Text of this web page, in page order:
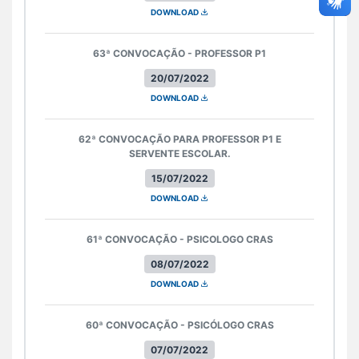
DOWNLOAD
20/07/2022
63ª CONVOCAÇÃO - PROFESSOR P1
DOWNLOAD
15/07/2022
62ª CONVOCAÇÃO PARA PROFESSOR P1 E
SERVENTE ESCOLAR.
DOWNLOAD
08/07/2022
61ª CONVOCAÇÃO - PSICOLOGO CRAS
DOWNLOAD
07/07/2022
60ª CONVOCAÇÃO - PSICÓLOGO CRAS